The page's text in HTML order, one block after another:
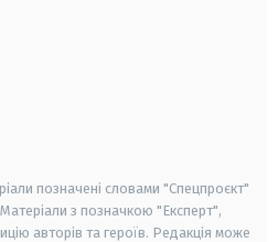
позначені словами "Спецпроєкт"
з позначкою "Експерт",
авторів та героїв. Редакція може